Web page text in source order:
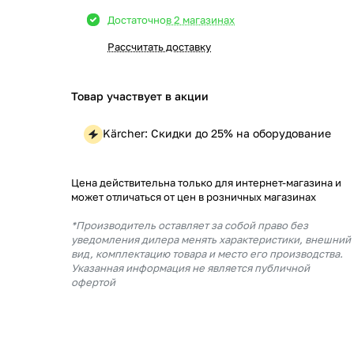
Достаточнов 2 магазинах
Рассчитать доставку
Товар участвует в акции
Kärcher: Скидки до 25% на оборудование
Цена действительна только для интернет-магазина и
может отличаться от цен в розничных магазинах
*Производитель оставляет за собой право без
уведомления дилера менять характеристики, внешний
вид, комплектацию товара и место его производства.
Указанная информация не является публичной
офертой